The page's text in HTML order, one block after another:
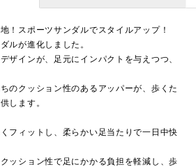
！スポーツサンダルでスタイルアップ！
ルが進化しました。
ザインが、足元にインパクトを与えつつ、
のクッション性のあるアッパーが、歩くた
します。
フィットし、柔らかい足当たりで一日中快
ッション性で足にかかる負担を軽減し、歩